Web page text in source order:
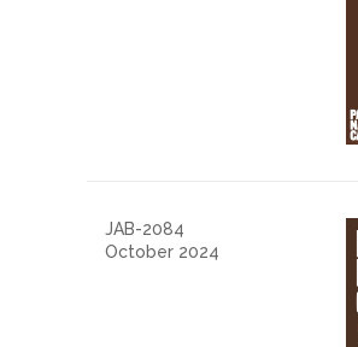
JAB-2084
October 2024